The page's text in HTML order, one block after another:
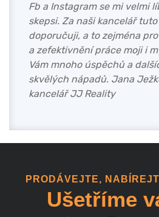
Fb a Instagram se mi velmi
skepsi. Za naši kancelář
doporučuji, a to zejména
a zefektivnění práce moji i
Vám mnoho úspěchů a
skvělých nápadů. Jana
kancelář JJ Reality
PRODÁVEJTE,
Ušetříme